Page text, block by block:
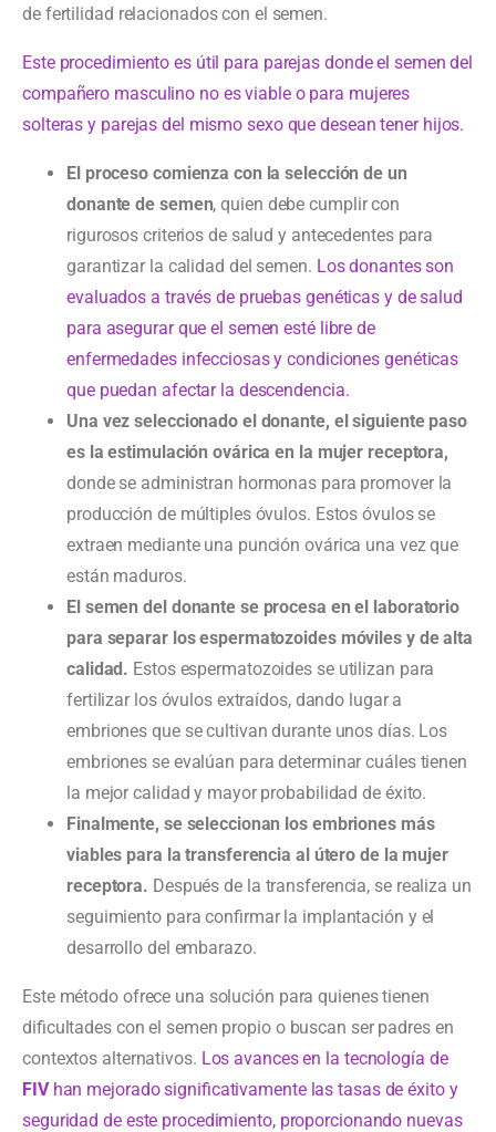
de fertilidad relacionados con el semen.
Este procedimiento es útil para parejas donde el semen del
compañero masculino no es viable o para mujeres
solteras y parejas del mismo sexo que desean tener hijos.
El proceso comienza con la selección de un
donante de semen, quien debe cumplir con
rigurosos criterios de salud y antecedentes para
garantizar la calidad del semen. Los donantes son
evaluados a través de pruebas genéticas y de salud
para asegurar que el semen esté libre de
enfermedades infecciosas y condiciones genéticas
que puedan afectar la descendencia.
Una vez seleccionado el donante, el siguiente paso
es la estimulación ovárica en la mujer receptora,
donde se administran hormonas para promover la
producción de múltiples óvulos. Estos óvulos se
extraen mediante una punción ovárica una vez que
están maduros.
El semen del donante se procesa en el laboratorio
para separar los espermatozoides móviles y de alta
calidad. Estos espermatozoides se utilizan para
fertilizar los óvulos extraídos, dando lugar a
embriones que se cultivan durante unos días. Los
embriones se evalúan para determinar cuáles tienen
la mejor calidad y mayor probabilidad de éxito.
Finalmente, se seleccionan los embriones más
viables para la transferencia al útero de la mujer
receptora. Después de la transferencia, se realiza un
seguimiento para confirmar la implantación y el
desarrollo del embarazo.
Este método ofrece una solución para quienes tienen
dificultades con el semen propio o buscan ser padres en
contextos alternativos. Los avances en la tecnología de
FIVhan mejorado significativamente las tasas de éxito y
seguridad de este procedimiento, proporcionando nuevas